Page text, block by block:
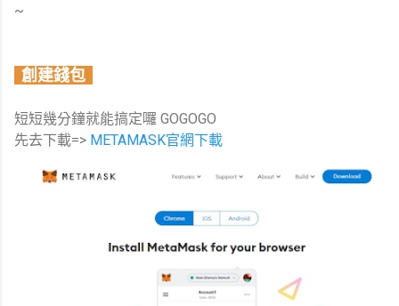
~
創建錢包
短短幾分鐘就能搞定囉 GOGOGO
先去下載=> METAMASK官網下載